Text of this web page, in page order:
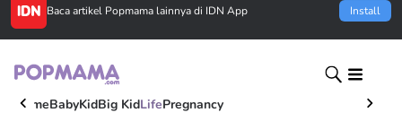
Baca artikel Popmama lainnya di IDN App Install
HomeBabyKidBig KidLifePregnancy